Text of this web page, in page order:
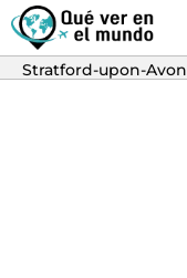
Stratford-upon-Avon